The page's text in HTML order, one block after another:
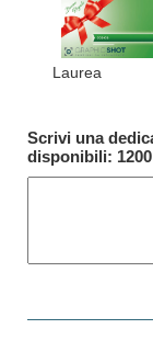
Laurea
Scrivi una
disponibili: 1200